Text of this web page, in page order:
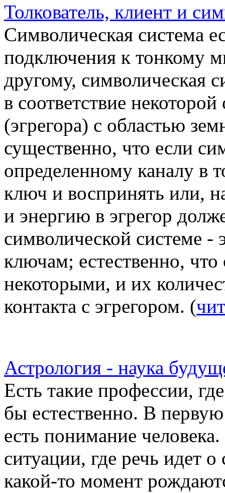
Толкователь, клиент и
Символическая система
подключения к тонкому
другому, символическая
в соответствие
(эгрегора) с областью
существенно, что если
определенному каналу в
ключ и воспринять или,
и энергию в эгрегор
символической системе -
ключам; естественно,
некоторыми, и их
контакта с эгрегором. (
Астрология - наука
Есть такие профессии,
бы естественно. В
есть понимание
ситуации, где речь идет
какой-то момент